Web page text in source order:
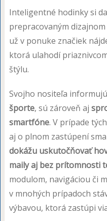
Inteligentné hodinky si
prepracovaným
už v ponuke značiek
ktorá ulahodí
štýlu.
Svojho nositeľa informujú
športe, sú zároveň aj
smartfóne. V prípade
aj o plnom zastúpení
dokážu uskutočňovať
maily aj bez prítomnosti
modulom, navigáciou či
v mnohých prípadoch
výbavou, ktorá zastúpi